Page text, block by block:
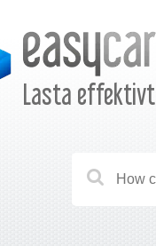
Lasta effektivt